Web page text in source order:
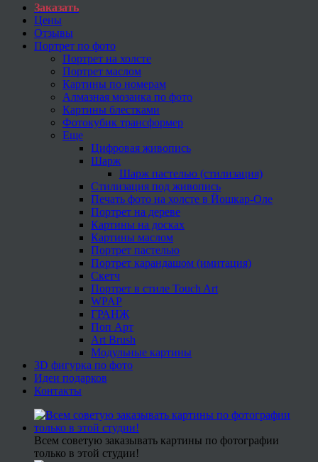
Заказать
Цены
Отзывы
Портрет по фото
Портрет на холсте
Портрет маслом
Картины по номерам
Алмазная мозаика по фото
Картины блестками
Фотокубик трансформер
Еще
Цифровая живопись
Шарж
Шарж пастелью (стилизация)
Стилизация под живопись
Печать фото на холсте в Йошкар-Оле
Портрет на дереве
Картины на досках
Картины маслом
Портрет пастелью
Портрет карандашом (имитация)
Скетч
Портрет в стиле Touch Art
WPAP
ГРАНЖ
Поп Арт
Art Brush
Модульные картины
3D фигурка по фото
Идеи подарков
Контакты
Всем советую заказывать картины по фотографии
только в этой студии!